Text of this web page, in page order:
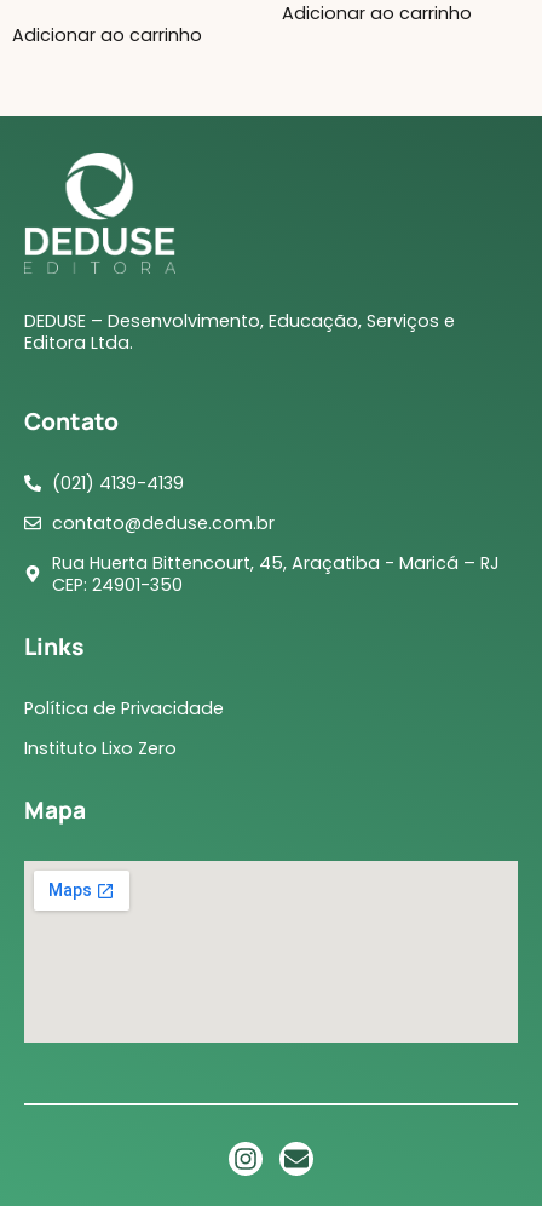
Adicionar ao carrinho
Adicionar ao carrinho
DEDUSE – Desenvolvimento, Educação, Serviços e
Editora Ltda.
Contato
(021) 4139-4139
contato@deduse.com.br
Rua Huerta Bittencourt, 45, Araçatiba - Maricá – RJ
CEP: 24901-350
Links
Política de Privacidade
Instituto Lixo Zero
Mapa